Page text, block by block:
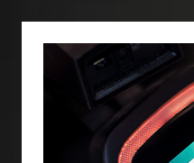
квартиры